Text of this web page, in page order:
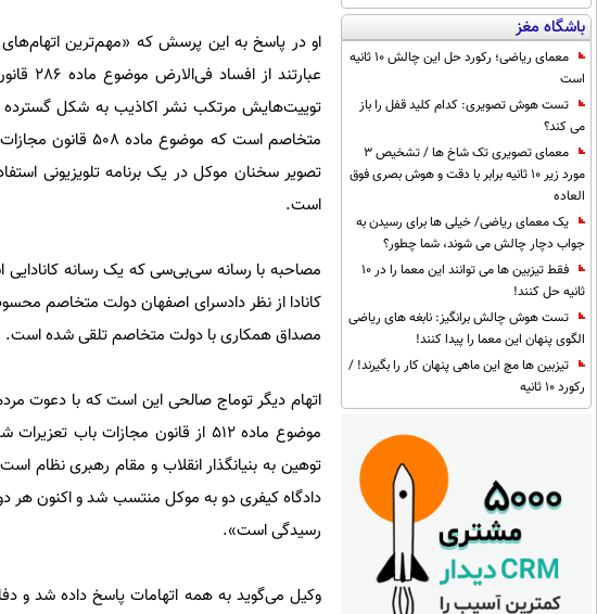
باشگاه مغز
معمای ریاضی؛ رکورد حل این چالش 10 ثانیه
است
تست هوش تصویری: کدام کلید قفل را باز
می کند؟
معمای تصویری تک شاخ ها / تشخیص 3
مورد زیر 10 ثانیه برابر با دقت و هوش بصری فوق
العاده
یک معمای ریاضی/ خیلی ها برای رسیدن به
جواب دچار چالش می شوند، شما چطور؟
فقط تیزبین ها می توانند این معما را در 10
ثانیه حل کنند!
تست هوش چالش برانگیز: نابغه های ریاضی
الگوی پنهان این معما را پیدا کنند!
تیزبین ها مچ این ماهی پنهان کار را بگیرند! /
رکورد 10 ثانیه
او در پاسخ به این پرسش که «مهم‌ترین
توییت‌هایش مرتکب نشر اکاذیب به شکل
متخاصم است که
تصویر سخنان موکل در یک برنامه تلویزیونی
است.
مصاحبه با رسانه سی‌بی‌سی که یک رسانه
کانادا از نظر دادسرای اصفهان دولت متخاصم
مصداق همکاری با دولت متخاصم تلقی شده است.
اتهام دیگر توماج صالحی این است که با دعوت
موضوع ماده ۵۱۲ از قانون مجازات
توهین به بنیانگذار انقلاب و مقام رهبری
دادگاه کیفری دو به موکل منتسب شد و اکنون هر
رسیدگی است».
وکیل می‌گوید به همه اتهامات پاسخ داده شد و